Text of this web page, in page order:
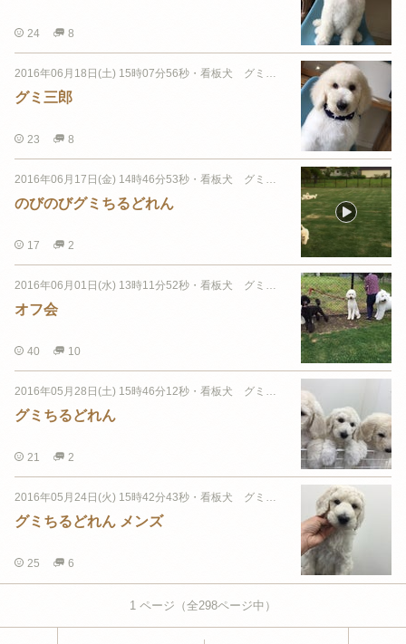
24 8
2016年06月18日(土) 15時07分56秒 ・ 看板犬 グミちゃん
グミ三郎
23 8
2016年06月17日(金) 14時46分53秒 ・ 看板犬 グミちゃん
のびのびグミちるどれん
17 2
2016年06月01日(水) 13時11分52秒 ・ 看板犬 グミちゃん
オフ会
40 10
2016年05月28日(土) 15時46分12秒 ・ 看板犬 グミちゃん
グミちるどれん
21 2
2016年05月24日(火) 15時42分43秒 ・ 看板犬 グミちゃん
グミちるどれん メンズ
25 6
1 ページ（全298ページ中）